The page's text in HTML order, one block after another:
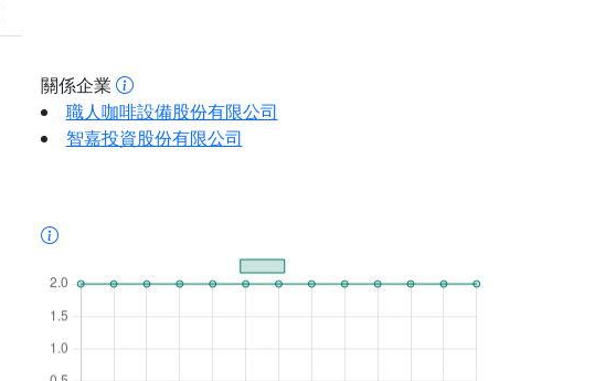
關係企業
職人咖啡設備股份有限公司
智嘉投資股份有限公司